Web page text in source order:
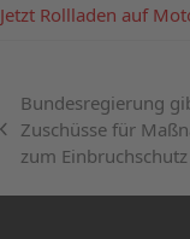
Jetzt Rollladen auf
vorheriger
Beitrag:
Bundesregierung
Zuschüsse für
zum Einbruchschutz